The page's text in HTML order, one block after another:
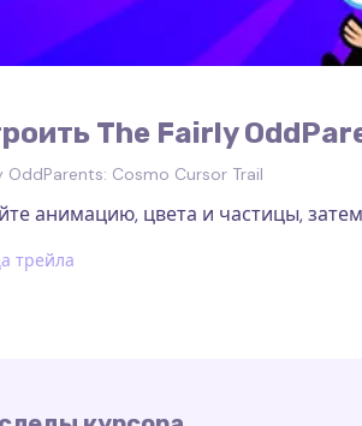
The Fairly
OddParents: Cosmo Cursor Trail
анимацию, цвета и частицы,
трейла